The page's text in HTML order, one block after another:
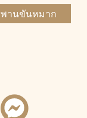
พานขันหมาก